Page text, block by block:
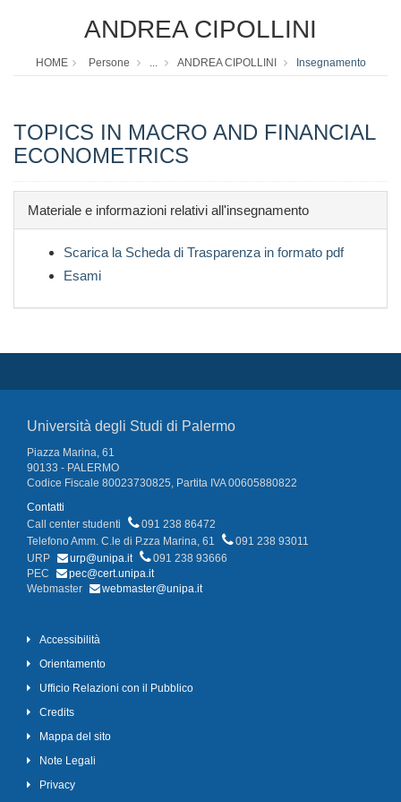
ANDREA CIPOLLINI
HOME Persone ... ANDREA CIPOLLINI Insegnamento
TOPICS IN MACRO AND FINANCIAL
ECONOMETRICS
Materiale e informazioni relativi all'insegnamento
Scarica la Scheda di Trasparenza in formato pdf
Esami
Università degli Studi di Palermo
Piazza Marina, 61
90133 - PALERMO
Codice Fiscale 80023730825, Partita IVA 00605880822
Contatti
Call center studenti
091 238 86472
Telefono Amm. C.le di P.zza Marina, 61
091 238 93011
URP
urp@unipa.it
091 238 93666
PEC
pec@cert.unipa.it
Webmaster
webmaster@unipa.it
Accessibilità
Orientamento
Ufficio Relazioni con il Pubblico
Credits
Mappa del sito
Note Legali
Privacy